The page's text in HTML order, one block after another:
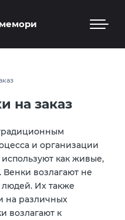
на заказ
и организации
как живые,
Венки возлагают не
Их также
на различных
возлагают к